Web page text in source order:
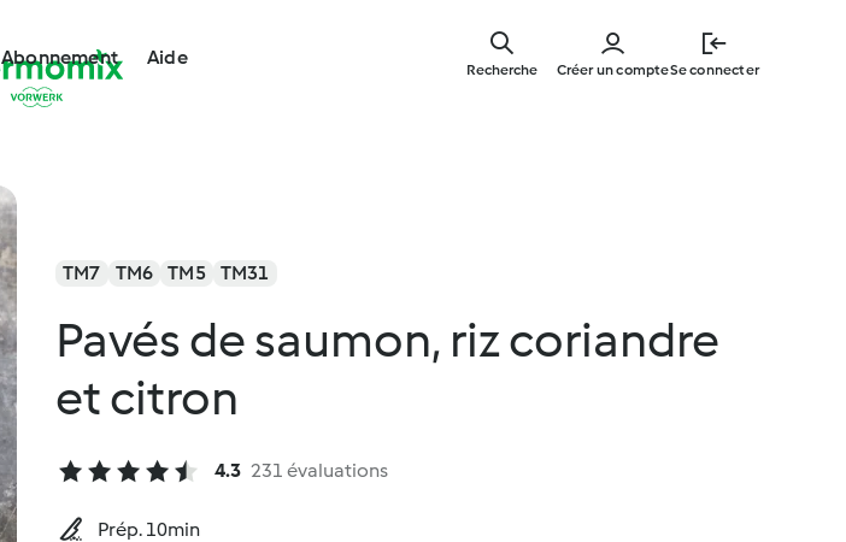
main
Abonnement Aide
Créer un compteSe connecter
Recherche
TM7 TM6 TM5 TM31
Pavés de saumon, riz coriandre
et citron
4.3 231 évaluations
Prép. 10min